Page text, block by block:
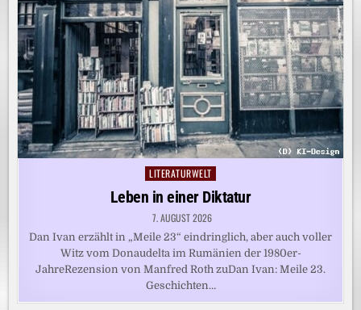
Posted
in
LITERATURWELT
Leben in einer Diktatur
7. AUGUST 2026
Dan Ivan erzählt in „Meile 23“ eindringlich, aber auch voller
Witz vom Donaudelta im Rumänien der 1980er-
JahreRezension von Manfred Roth zuDan Ivan: Meile 23.
Geschichten…